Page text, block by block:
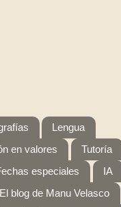
Lengua
en valores
Tutoría
especiales
IA
El blog de Manu Velasco